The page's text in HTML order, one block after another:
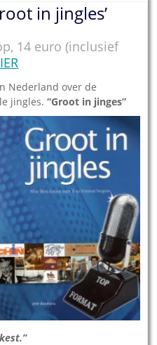
in jingles’
14 euro (inclusief
Nederland over de
jingles.“Groot in jinges”